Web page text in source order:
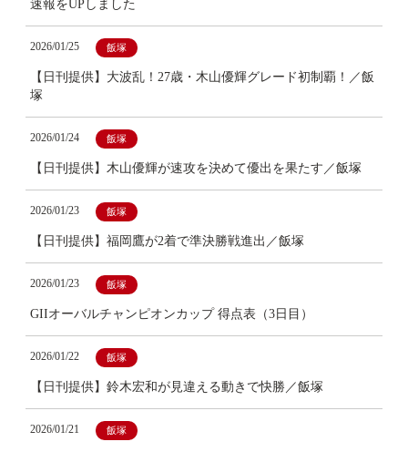
速報をUPしました
2026/01/25 飯塚
【日刊提供】大波乱！27歳・木山優輝グレード初制覇！／飯
塚
2026/01/24 飯塚
【日刊提供】木山優輝が速攻を決めて優出を果たす／飯塚
2026/01/23 飯塚
【日刊提供】福岡鷹が2着で準決勝戦進出／飯塚
2026/01/23 飯塚
GIIオーバルチャンピオンカップ 得点表（3日目）
2026/01/22 飯塚
【日刊提供】鈴木宏和が見違える動きで快勝／飯塚
2026/01/21 飯塚